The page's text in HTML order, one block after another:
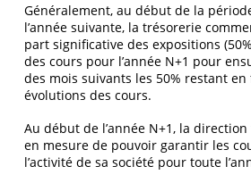
Généralement, au début de la
l’année suivante, la trésorerie
part significative des expositions
des cours pour l’année N+1 pour
des mois suivants les 50% restant
évolutions des cours.
Au début de l’année N+1, la
en mesure de pouvoir garantir les
l’activité de sa société pour toute